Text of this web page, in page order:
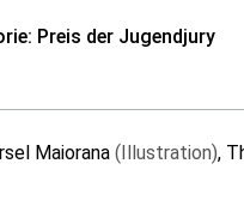
Preis der Jugendjury
Maiorana (Illustration),